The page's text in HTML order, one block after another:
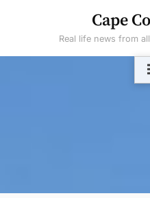
Cape
Real life news from